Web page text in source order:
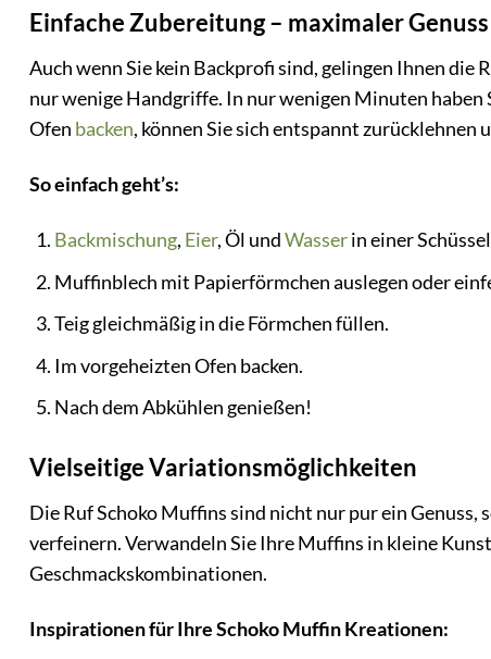
Einfache Zubereitung – maximaler Genuss
Auch wenn Sie kein Backprofi sind, gelingen Ihnen
nur wenige Handgriffe. In nur wenigen Minuten
Ofen backen, können Sie sich entspannt
So einfach geht’s:
Backmischung, Eier, Öl undWasserin einer
Muffinblech mit Papierförmchen auslegen oder
Teig gleichmäßig in die Förmchen füllen.
Im vorgeheizten Ofen backen.
Nach dem Abkühlen genießen!
Vielseitige Variationsmöglichkeiten
Die Ruf Schoko Muffins sind nicht nur pur ein
verfeinern. Verwandeln Sie Ihre Muffins in kleine
Geschmackskombinationen.
Inspirationen für Ihre Schoko Muffin Kreationen: